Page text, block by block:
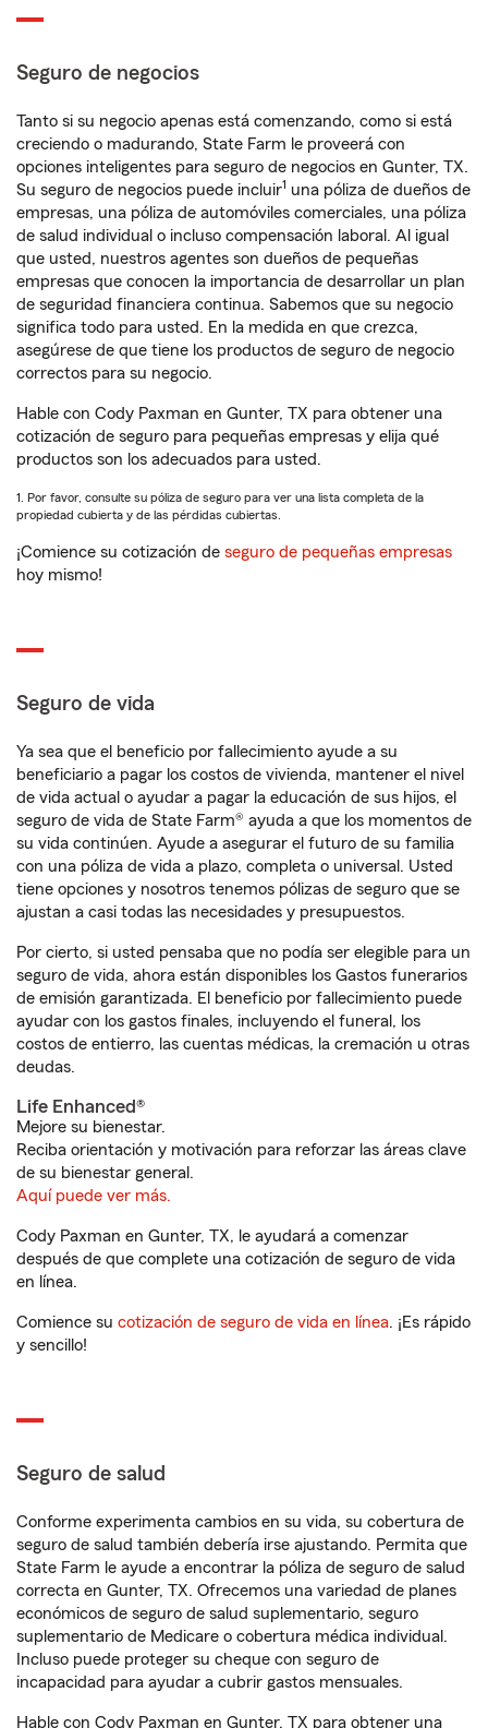
Seguro de negocios
Tanto si su negocio apenas está comenzando, como si está
creciendo o madurando, State Farm le proveerá con
opciones inteligentes para seguro de negocios en Gunter, TX.
Su seguro de negocios puede incluir1 una póliza de dueños de
empresas, una póliza de automóviles comerciales, una póliza
de salud individual o incluso compensación laboral. Al igual
que usted, nuestros agentes son dueños de pequeñas
empresas que conocen la importancia de desarrollar un plan
de seguridad financiera continua. Sabemos que su negocio
significa todo para usted. En la medida en que crezca,
asegúrese de que tiene los productos de seguro de negocio
correctos para su negocio.
Hable con Cody Paxman en Gunter, TX para obtener una
cotización de seguro para pequeñas empresas y elija qué
productos son los adecuados para usted.
1. Por favor, consulte su póliza de seguro para ver una lista completa de la
propiedad cubierta y de las pérdidas cubiertas.
¡Comience su cotización de seguro de pequeñas empresas
hoy mismo!
Seguro de vida
Ya sea que el beneficio por fallecimiento ayude a su
beneficiario a pagar los costos de vivienda, mantener el nivel
de vida actual o ayudar a pagar la educación de sus hijos, el
seguro de vida de State Farm® ayuda a que los momentos de
su vida continúen. Ayude a asegurar el futuro de su familia
con una póliza de vida a plazo, completa o universal. Usted
tiene opciones y nosotros tenemos pólizas de seguro que se
ajustan a casi todas las necesidades y presupuestos.
Por cierto, si usted pensaba que no podía ser elegible para un
seguro de vida, ahora están disponibles los Gastos funerarios
de emisión garantizada. El beneficio por fallecimiento puede
ayudar con los gastos finales, incluyendo el funeral, los
costos de entierro, las cuentas médicas, la cremación u otras
deudas.
Life Enhanced®
Mejore su bienestar.
Reciba orientación y motivación para reforzar las áreas clave
de su bienestar general.
Aquí puede ver más.
Cody Paxman en Gunter, TX, le ayudará a comenzar
después de que complete una cotización de seguro de vida
en línea.
Comience su cotización de seguro de vida en línea. ¡Es rápido
y sencillo!
Seguro de salud
Conforme experimenta cambios en su vida, su cobertura de
seguro de salud también debería irse ajustando. Permita que
State Farm le ayude a encontrar la póliza de seguro de salud
correcta en Gunter, TX. Ofrecemos una variedad de planes
económicos de seguro de salud suplementario, seguro
suplementario de Medicare o cobertura médica individual.
Incluso puede proteger su cheque con seguro de
incapacidad para ayudar a cubrir gastos mensuales.
Hable con Cody Paxman en Gunter, TX para obtener una